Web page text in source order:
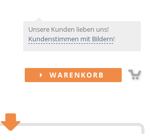
Unsere Kunden lieben uns!
Kundenstimmen mit Bildern!
WARENKORB